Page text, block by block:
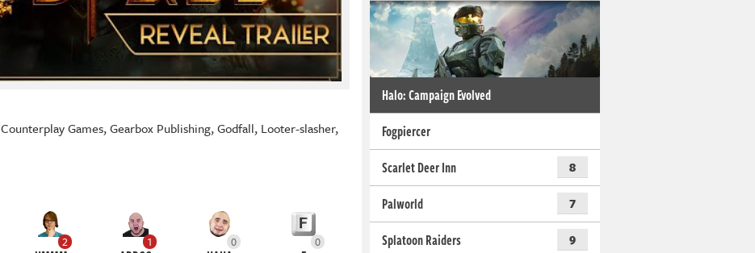
Counterplay Games,Gearbox Publishing,Godfall, Looter-slasher,
2 1 0 0
Halo: Campaign Evolved
Fogpiercer
Scarlet Deer Inn
8
Palworld 7
Splatoon Raiders 9